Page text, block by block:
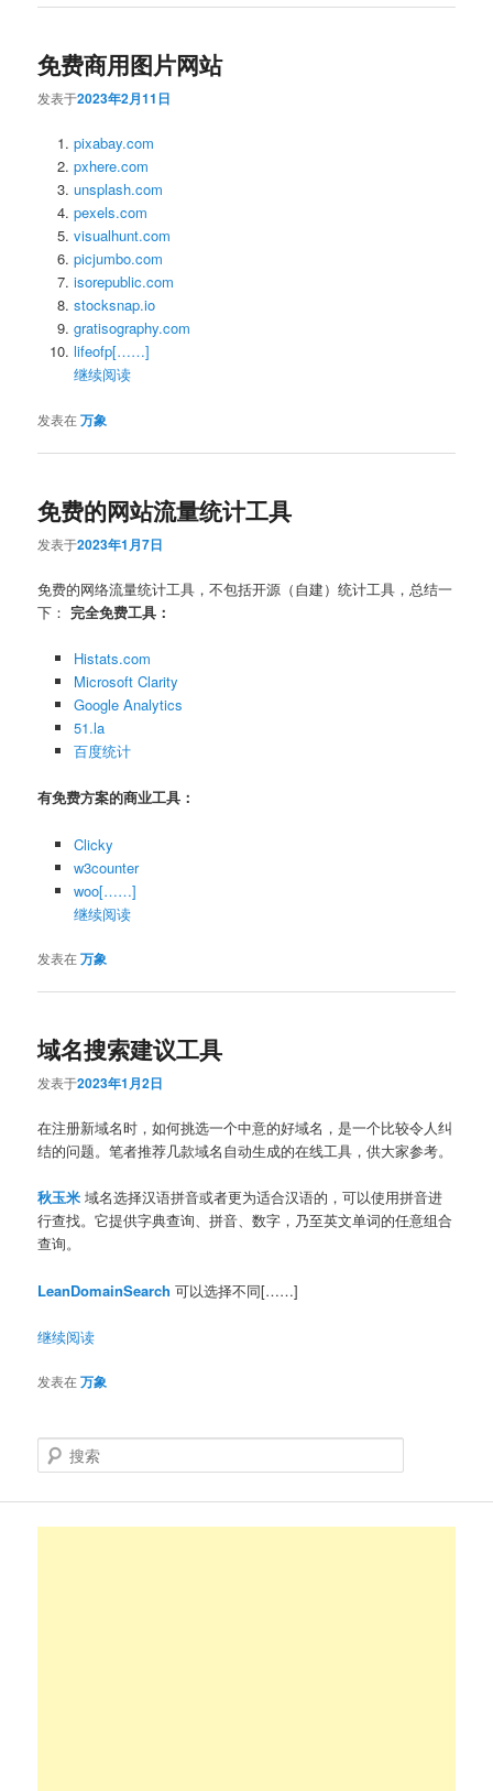
免费商用图片网站
发表于2023年2月11日
pixabay.com
pxhere.com
unsplash.com
pexels.com
visualhunt.com
picjumbo.com
isorepublic.com
stocksnap.io
gratisography.com
lifeofp[……]
继续阅读
发表在万象
免费的网站流量统计工具
发表于2023年1月7日
免费的网络流量统计工具，不包括开源（自建）统计工具，总结一
下：完全免费工具：
Histats.com
Microsoft Clarity
Google Analytics
51.la
百度统计
有免费方案的商业工具：
Clicky
w3counter
woo[……]
继续阅读
发表在万象
域名搜索建议工具
发表于2023年1月2日
在注册新域名时，如何挑选一个中意的好域名，是一个比较令人纠
结的问题。笔者推荐几款域名自动生成的在线工具，供大家参考。
秋玉米 域名选择汉语拼音或者更为适合汉语的，可以使用拼音进
行查找。它提供字典查询、拼音、数字，乃至英文单词的任意组合
查询。
LeanDomainSearch 可以选择不同[……]
继续阅读
发表在万象
搜
索